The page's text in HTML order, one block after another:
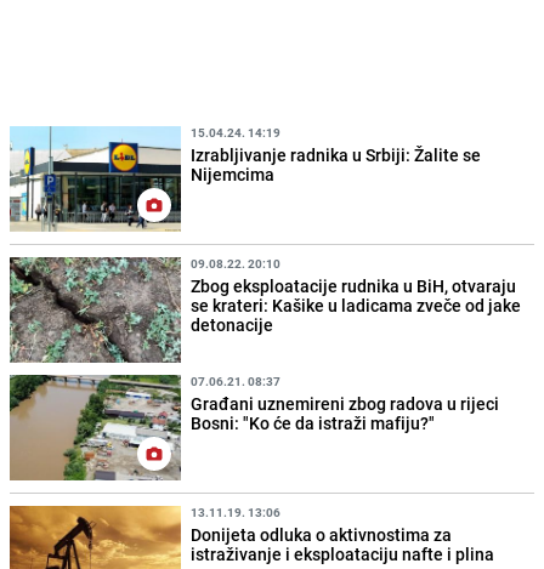
15.04.24. 14:19
Izrabljivanje radnika u Srbiji: Žalite se
Nijemcima
09.08.22. 20:10
Zbog eksploatacije rudnika u BiH, otvaraju
se krateri: Kašike u ladicama zveče od jake
detonacije
07.06.21. 08:37
Građani uznemireni zbog radova u rijeci
Bosni: "Ko će da istraži mafiju?"
13.11.19. 13:06
Donijeta odluka o aktivnostima za
istraživanje i eksploataciju nafte i plina